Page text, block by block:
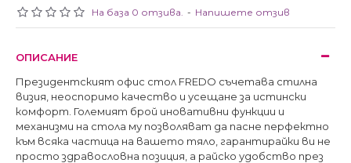
На база 0 отзива. - Напишете отзив
ОПИСАНИЕ
Президентският офис стол FREDO съчетава стилна
визия, неоспоримо качество и усещане за истински
комфорт. Големият брой иновативни функции и
механизми на стола му позволяват да пасне перфектно
към всяка частица на вашето тяло, гарантирайки ви не
просто здравословна позиция, а райско удобство през